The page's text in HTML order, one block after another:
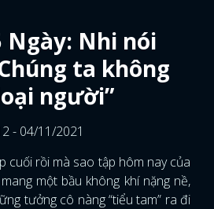
Ngày: Nhi nói
ta không
người”
- 04/11/2021
cuối rồi mà sao tập hôm nay của
một bầu không khí nặng nề,
tưởng cô nàng “tiểu tam” ra đi